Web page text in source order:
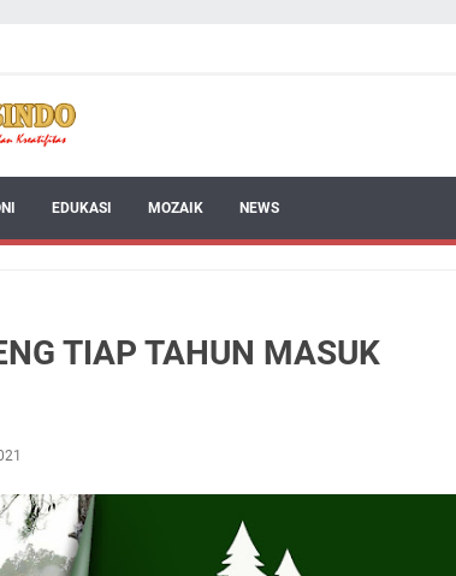
EDUKASI MOZAIK NEWS
TIAP TAHUN MASUK